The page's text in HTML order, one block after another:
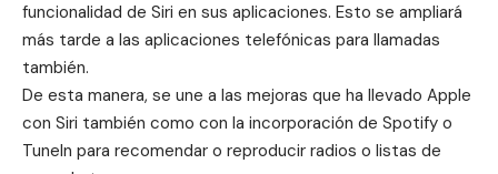
funcionalidad de Siri en sus aplicaciones. Esto se ampliará
más tarde a las aplicaciones telefónicas para llamadas
también.
De esta manera, se une a las mejoras que ha llevado Apple
con Siri también como con la incorporación de Spotify o
TuneIn para recomendar o reproducir radios o listas de